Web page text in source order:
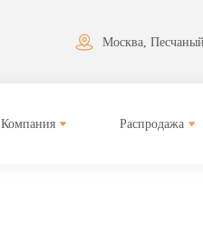
Москва,
Компания Распродажа